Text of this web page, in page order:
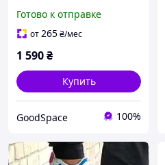
розмірів в описі)
Готово к отправке
от265₴/мес
1 590₴
Купить
GoodSpace 100%